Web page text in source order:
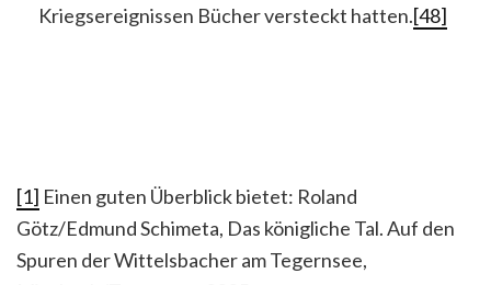
Kriegsereignissen Bücher versteckt hatten.[48]
[1] Einen guten Überblick bietet: Roland
Götz/Edmund Schimeta, Das königliche Tal. Auf den
Spuren der Wittelsbacher am Tegernsee,